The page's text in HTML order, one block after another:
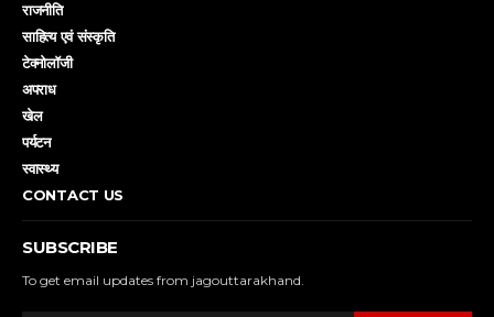
राजनीति
साहित्य एवं संस्कृति
टेक्नोलॉजी
अपराध
खेल
पर्यटन
स्वास्थ्य
CONTACT US
SUBSCRIBE
To get email updates from jagouttarakhand.